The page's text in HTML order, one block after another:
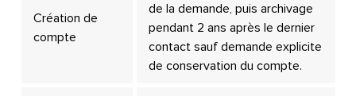
Création de
compte
de la demande, puis archivage
pendant 2 ans après le dernier
contact sauf demande explicite
de conservation du compte.